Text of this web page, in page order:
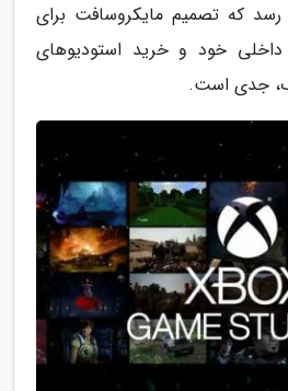
که تصمیم مایکروسافت برای
خود و خرید استودیوهای
جدی است.